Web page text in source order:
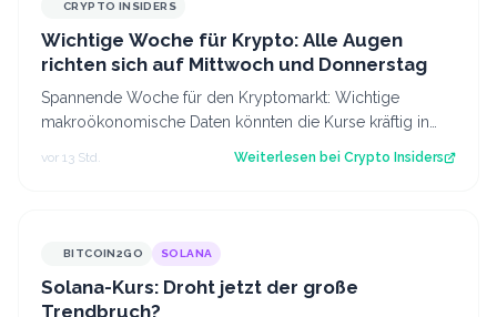
CRYPTO INSIDERS
Wichtige Woche für Krypto: Alle Augen
richten sich auf Mittwoch und Donnerstag
Spannende Woche für den Kryptomarkt: Wichtige
makroökonomische Daten könnten die Kurse kräftig in
vor 13 Std. Weiterlesen bei Crypto Insiders
BITCOIN2GO SOLANA
Solana-Kurs: Droht jetzt der große
Trendbruch?